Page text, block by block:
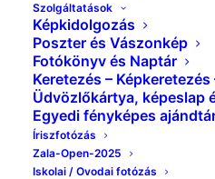
Szolgáltatások
Képkidolgozás
Poszter és Vászonkép
Fotókönyv és Naptár
Keretezés – Képkeretezés
Üdvözlőkártya, képeslap
Egyedi fényképes
Íriszfotózás
Zala-Open-2025
Iskolai / Ovodai fotózás